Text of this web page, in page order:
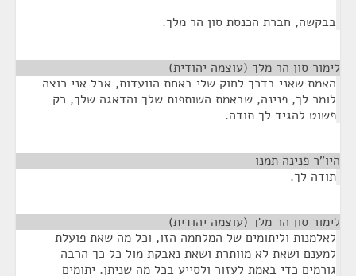
בבקשה, חברת הכנסת סון הר מלך.
לימור סון הר מלך (עוצמה יהודית)
האמת שאני בדרך לחוק שלי באחת הוועדות, אבל אני רוצה
לומר לך, פנינה, שבאמת השותפות שלך והדאגה שלך, רק
פשוט להגיד לך תודה.
היו"ר פנינה תמנו
תודה לך.
לימור סון הר מלך (עוצמה יהודית)
לאלמנות וליתומים של המלחמה הזו, וכל מה שאת פועלת
למענם ושאת לא מוותרת ושאת נאבקת מול כל כך הרבה
גורמים כדי באמת לעזור ולסייע בכל מה שניתן. יתומים